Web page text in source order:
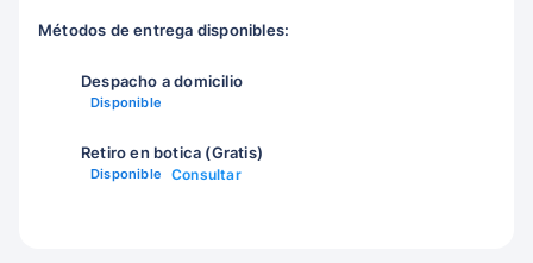
Métodos de entrega disponibles:
Despacho a domicilio
Disponible
Retiro en botica (Gratis)
Disponible Consultar